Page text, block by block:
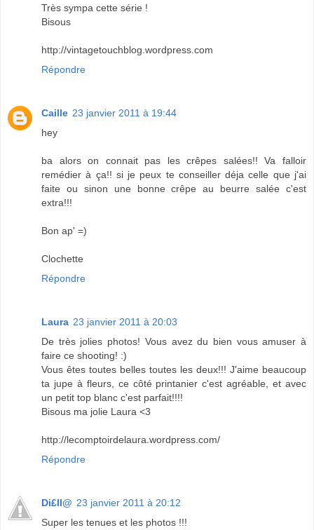
Très sympa cette série !
Bisous
http://vintagetouchblog.wordpress.com
Répondre
Caille 23 janvier 2011 à 19:44
hey
ba alors on connait pas les crêpes salées!! Va falloir
remédier à ça!! si je peux te conseiller déja celle que j'ai
faite ou sinon une bonne crêpe au beurre salée c'est
extra!!!
Bon ap' =)
Clochette
Répondre
Laura 23 janvier 2011 à 20:03
De très jolies photos! Vous avez du bien vous amuser à
faire ce shooting! :)
Vous êtes toutes belles toutes les deux!!! J'aime beaucoup
ta jupe à fleurs, ce côté printanier c'est agréable, et avec
un petit top blanc c'est parfait!!!!
Bisous ma jolie Laura <3
http://lecomptoirdelaura.wordpress.com/
Répondre
Di£ll@ 23 janvier 2011 à 20:12
Super les tenues et les photos !!!